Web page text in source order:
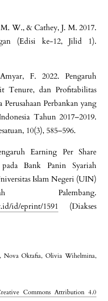
Oktafia, Olivia Wihelmina,
Commons Attribution 4.0
W., & Cathey, J. M. 2017.
(Edisi ke-12, Jilid 1).
F. 2022. Pengaruh
Tenure, dan Profitabilitas
Perbankan yang
Tahun 2017–2019.
10(3), 585–596.
Earning Per Share
Bank Panin Syariah
Islam Negeri (UIN)
Palembang.
id/eprint/1591 (Diakses